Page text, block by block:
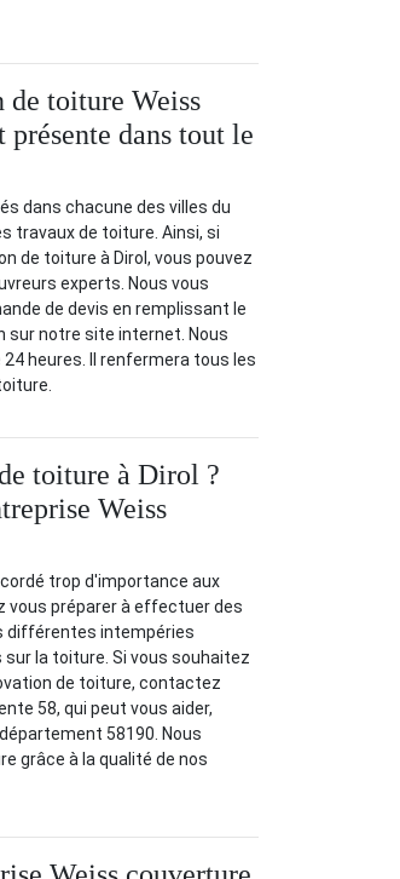
de toiture Weiss
présente dans tout le
dans chacune des villes du
travaux de toiture. Ainsi, si
de toiture à Dirol, vous pouvez
experts. Nous vous
de devis en remplissant le
sur notre site internet. Nous
heures. Il renfermera tous les
toiture à Dirol ?
Weiss
trop d'importance aux
vous préparer à effectuer des
différentes intempéries
la toiture. Si vous souhaitez
de toiture, contactez
58, qui peut vous aider,
58190. Nous
grâce à la qualité de nos